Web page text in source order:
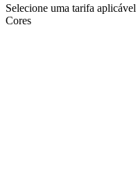
Selecione uma tarifa
Cores